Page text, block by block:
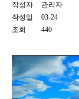
작성자
관리자
작성일
03-24
조회
440